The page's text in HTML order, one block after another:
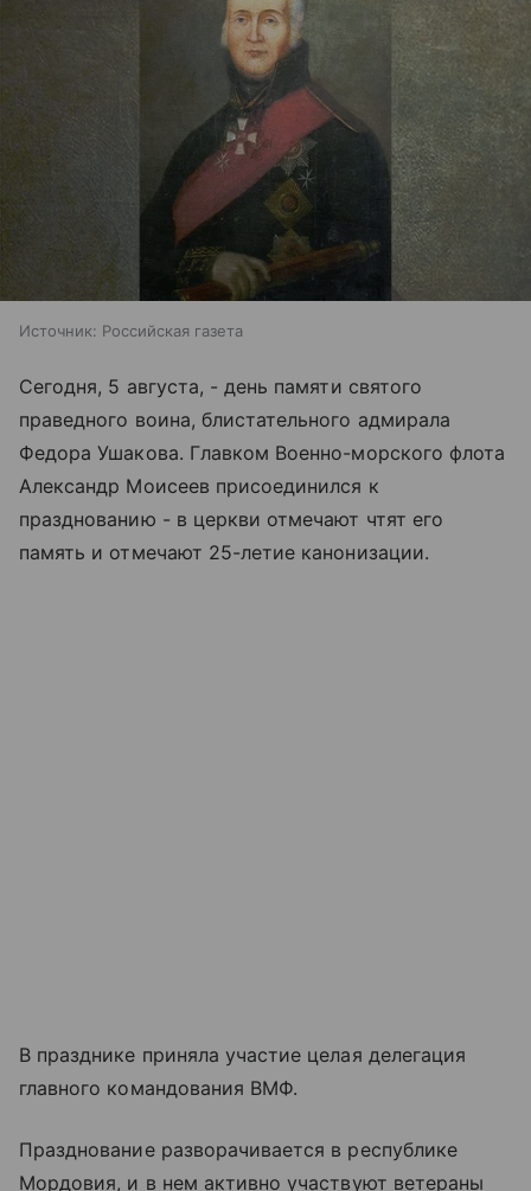
Источник: Российская газета
Сегодня, 5 августа, - день памяти святого
праведного воина, блистательного адмирала
Федора Ушакова. Главком Военно-морского флота
Александр Моисеев присоединился к
празднованию - в церкви отмечают чтят его
память и отмечают 25-летие канонизации.
В празднике приняла участие целая делегация
главного командования ВМФ.
Празднование разворачивается в республике
Мордовия, и в нем активно участвуют ветераны